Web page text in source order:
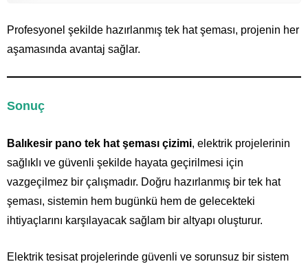
Profesyonel şekilde hazırlanmış tek hat şeması, projenin her
aşamasında avantaj sağlar.
Sonuç
Balıkesir pano tek hat şeması çizimi, elektrik projelerinin
sağlıklı ve güvenli şekilde hayata geçirilmesi için
vazgeçilmez bir çalışmadır. Doğru hazırlanmış bir tek hat
şeması, sistemin hem bugünkü hem de gelecekteki
ihtiyaçlarını karşılayacak sağlam bir altyapı oluşturur.
Elektrik tesisat projelerinde güvenli ve sorunsuz bir sistem